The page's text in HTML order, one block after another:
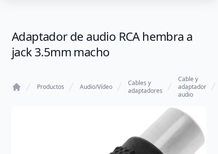
Adaptador de audio RCA hembra a
jack 3.5mm macho
Productos Audio/Vídeo
Cables y
adaptadores
Cable y
adaptador
audio